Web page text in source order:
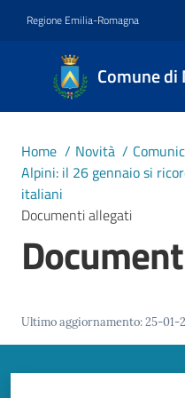
Regione Emilia-Romagna
Comune
Comune
di
Mirandola
1597
Servizi
Vivere
Home / Novità /
Alpini: il 26 gennaio si
italiani
Documenti allegati
Ultimo aggiornamento:25-01-